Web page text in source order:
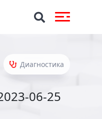
Диагностика
06-25